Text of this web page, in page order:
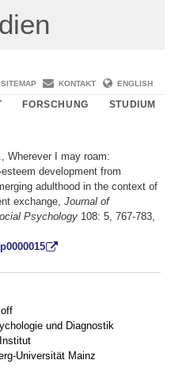
SITEMAP KONTAKT ENGLISH
FORSCHUNG STUDIUM
Wherever I may roam:
development from
adulthood in the context of
exchange, Journal of
Psychology108: 5, 767-783,
und Diagnostik
Universität Mainz